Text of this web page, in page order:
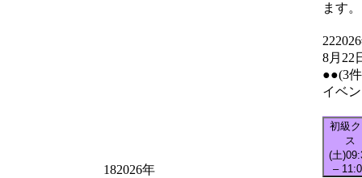
ます。
182026年
22
8月22
●●(3
イベ
初級
ス
(土)
–